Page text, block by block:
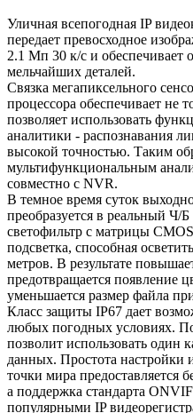
Уличная всепогодная IP
передает превосходное
2.1 Мп 30 к/с и обеспечивает
мельчайших деталей.
Связка мегапиксельного
процессора обеспечивает не
позволяет использовать
аналитики - распознавания
высокой точностью. Таким
мультифункциональным
совместно с NVR.
В темное время суток
преобразуется в реальный Ч/
светофильтр с матрицы
подсветка, способная
метров. В результате
предотвращается появление
уменьшается размер файла
Класс защиты IP67 дает
любых погодных условиях.
позволит использовать один
данных. Простота настройки
точки мира предоставляется
а поддержка стандарта
популярными IP